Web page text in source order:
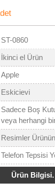
ST-0860
İkinci el Ürün
Apple
Eskicievi
Sadece Boş
veya herhangi
Resimler
Telefon Tepsisi
Ürün Bilgisi.